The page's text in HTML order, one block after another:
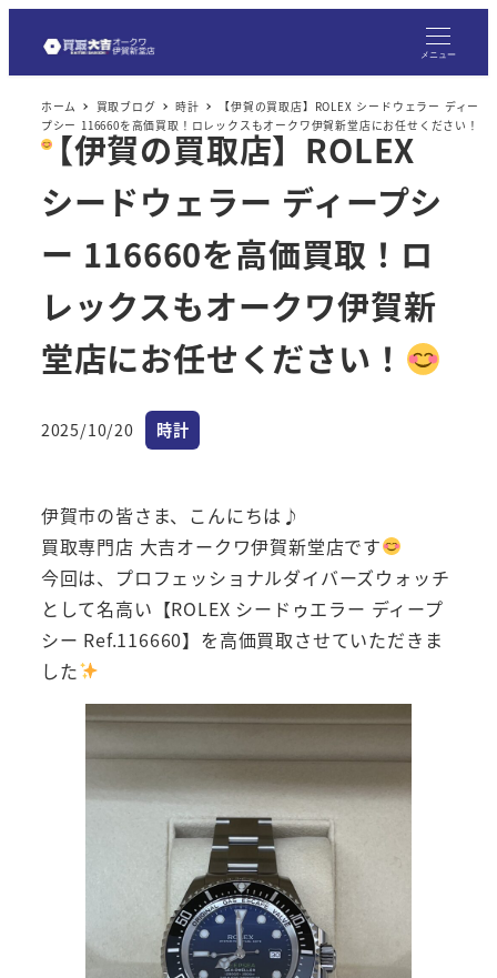
メニュー
ホーム 買取ブログ 時計
【伊賀の買取店】ROLEX シードウェラー ディー
プシー 116660を高価買取！ロレックスもオークワ伊賀新堂店にお任せください！
【伊賀の買取店】ROLEX
シードウェラー ディープシ
ー 116660を高価買取！ロ
レックスもオークワ伊賀新
堂店にお任せください！
投稿日
2025/10/20 カテゴリー
時計
伊賀市の皆さま、こんにちは♪
買取専門店 大吉オークワ伊賀新堂店です
今回は、プロフェッショナルダイバーズウォッチ
として名高い【ROLEX シードゥエラー ディープ
シー Ref.116660】を高価買取させていただきま
した